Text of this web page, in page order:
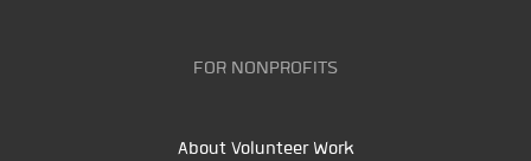
FOR NONPROFITS
About Volunteer Work